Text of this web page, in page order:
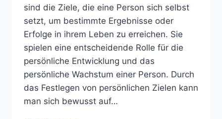
sind die Ziele, die eine Person sich selbst
setzt, um bestimmte Ergebnisse oder
Erfolge in ihrem Leben zu erreichen. Sie
spielen eine entscheidende Rolle für die
persönliche Entwicklung und das
persönliche Wachstum einer Person. Durch
das Festlegen von persönlichen Zielen kann
man sich bewusst auf…